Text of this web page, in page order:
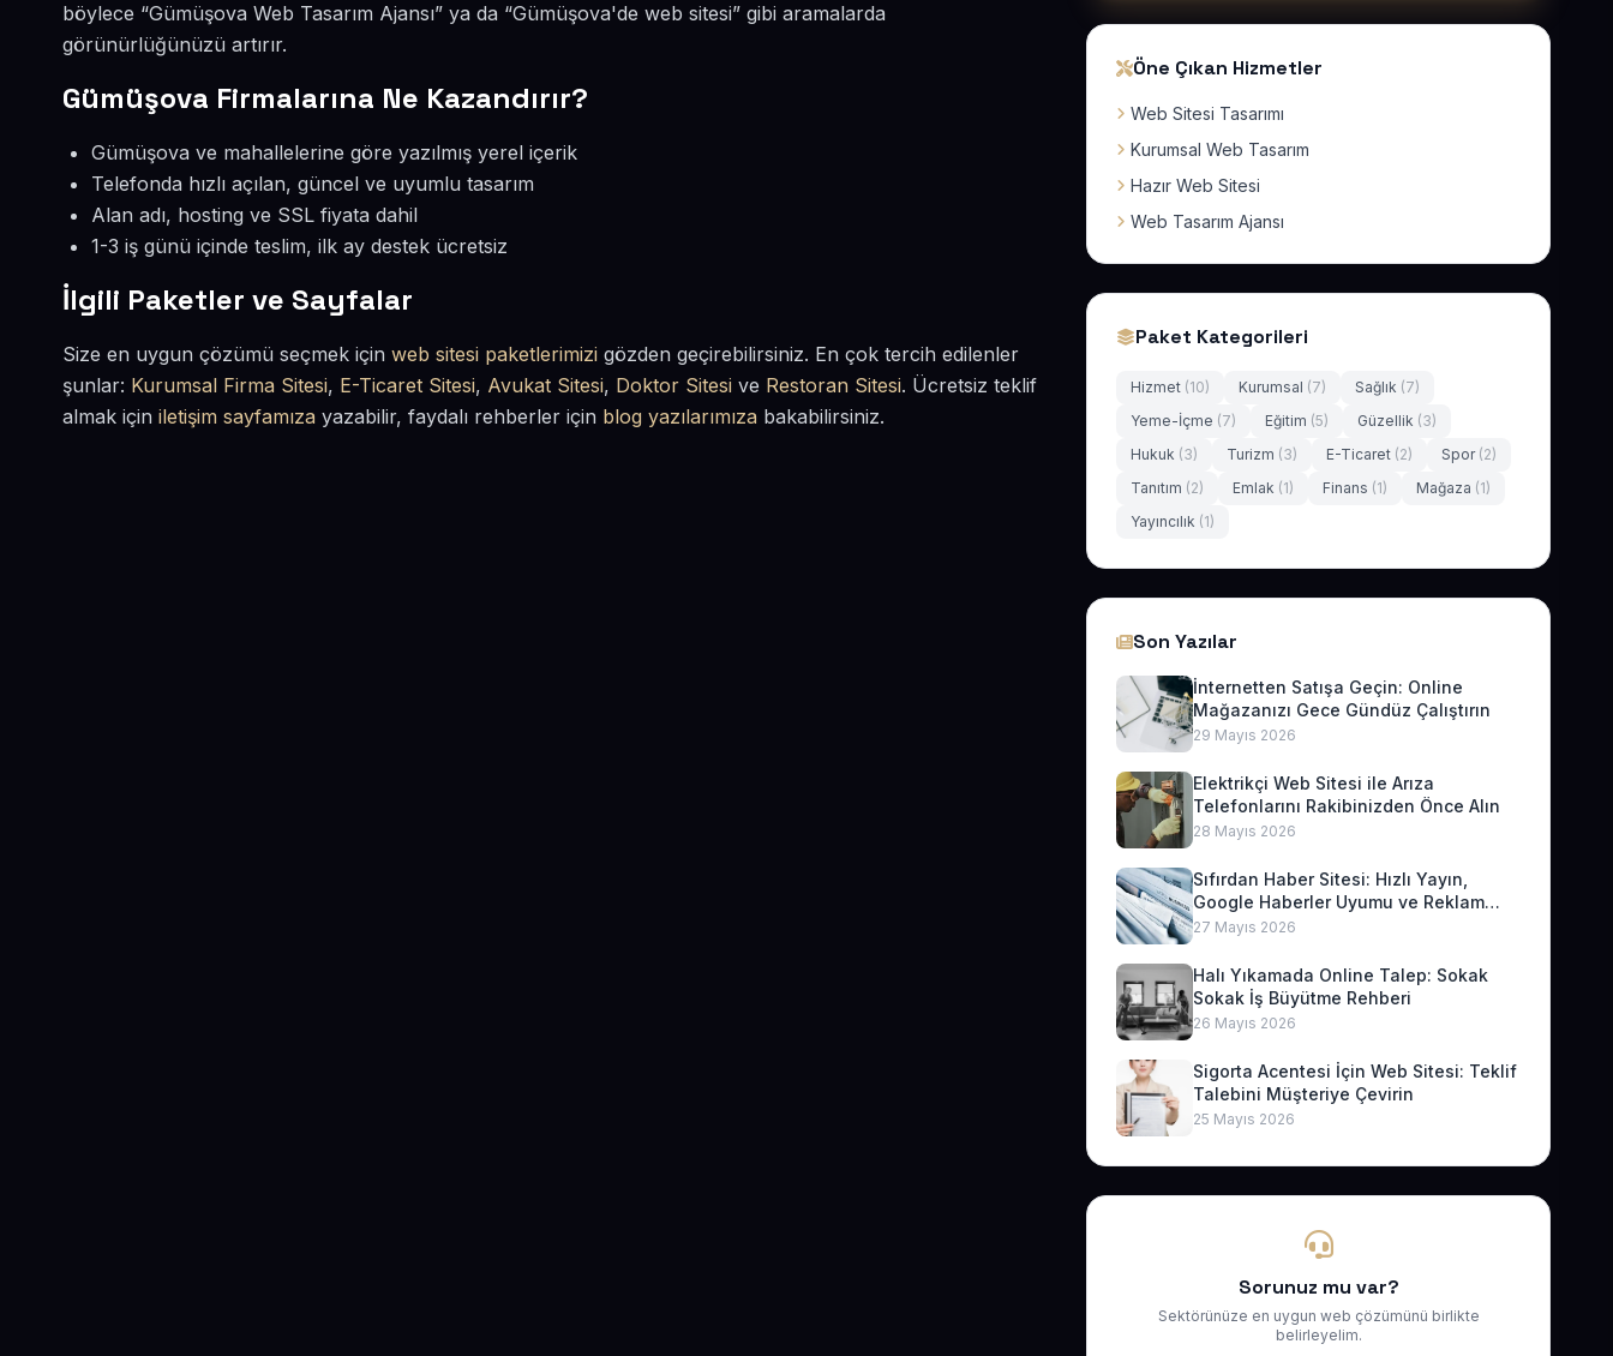
böylece “Gümüşova Web Tasarım Ajansı” ya da “Gümüşova'de web sitesi” gibi aramalarda
görünürlüğünüzü artırır.
Gümüşova Firmalarına Ne Kazandırır?
Gümüşova ve mahallelerine göre yazılmış yerel içerik
Telefonda hızlı açılan, güncel ve uyumlu tasarım
Alan adı, hosting ve SSL fiyata dahil
1-3 iş günü içinde teslim, ilk ay destek ücretsiz
İlgili Paketler ve Sayfalar
Size en uygun çözümü seçmek için web sitesi paketlerimizi gözden geçirebilirsiniz. En çok tercih edilenler
şunlar: Kurumsal Firma Sitesi, E-Ticaret Sitesi, Avukat Sitesi, Doktor Sitesi ve Restoran Sitesi. Ücretsiz teklif
almak için iletişim sayfamıza yazabilir, faydalı rehberler için blog yazılarımıza bakabilirsiniz.
Öne Çıkan Hizmetler
Web Sitesi Tasarımı
Kurumsal Web Tasarım
Hazır Web Sitesi
Web Tasarım Ajansı
Paket Kategorileri
Hizmet (10) Kurumsal (7) Sağlık (7)
Yeme-İçme (7) Eğitim (5) Güzellik (3)
Hukuk (3) Turizm (3) E-Ticaret (2) Spor (2)
Tanıtım (2) Emlak (1) Finans (1) Mağaza (1)
Yayıncılık (1)
Son Yazılar
İnternetten Satışa Geçin: Online
Mağazanızı Gece Gündüz Çalıştırın
29 Mayıs 2026
Elektrikçi Web Sitesi ile Arıza
Telefonlarını Rakibinizden Önce Alın
28 Mayıs 2026
Sıfırdan Haber Sitesi: Hızlı Yayın,
Google Haberler Uyumu ve Reklam
Geliri
27 Mayıs 2026
Halı Yıkamada Online Talep: Sokak
Sokak İş Büyütme Rehberi
26 Mayıs 2026
Sigorta Acentesi İçin Web Sitesi: Teklif
Talebini Müşteriye Çevirin
25 Mayıs 2026
Sorunuz mu var?
Sektörünüze en uygun web çözümünü birlikte
belirleyelim.